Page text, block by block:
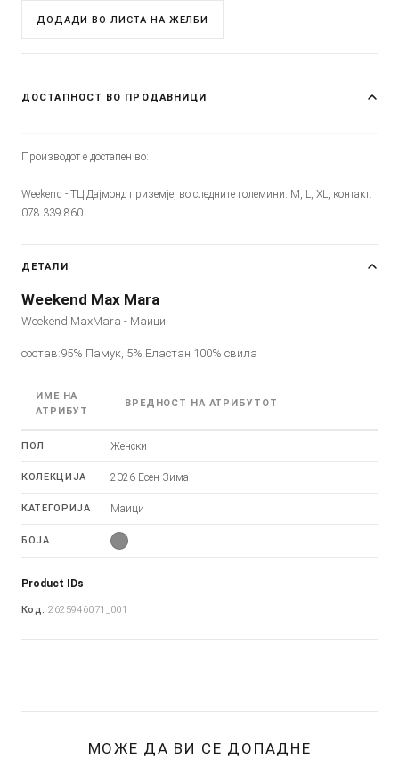
ДОДАДИ ВО ЛИСТА НА ЖЕЛБИ
ДОСТАПНОСТ ВО ПРОДАВНИЦИ
Производот е достапен во:
Weekend - ТЦ Дајмонд приземје, во следните големини: M, L, XL, контакт:
078 339 860
ДЕТАЛИ
Weekend Max Mara
Weekend MaxMara - Маици
состав:95% Памук, 5% Еластан 100% свила
ИМЕ НА
АТРИБУТ
ВРЕДНОСТ НА АТРИБУТОТ
ПОЛ Женски
КОЛЕКЦИЈА 2026 Есен-Зима
КАТЕГОРИЈА Маици
БОЈА
Product IDs
Код: 2625946071_001
МОЖЕ ДА ВИ СЕ ДОПАДНЕ